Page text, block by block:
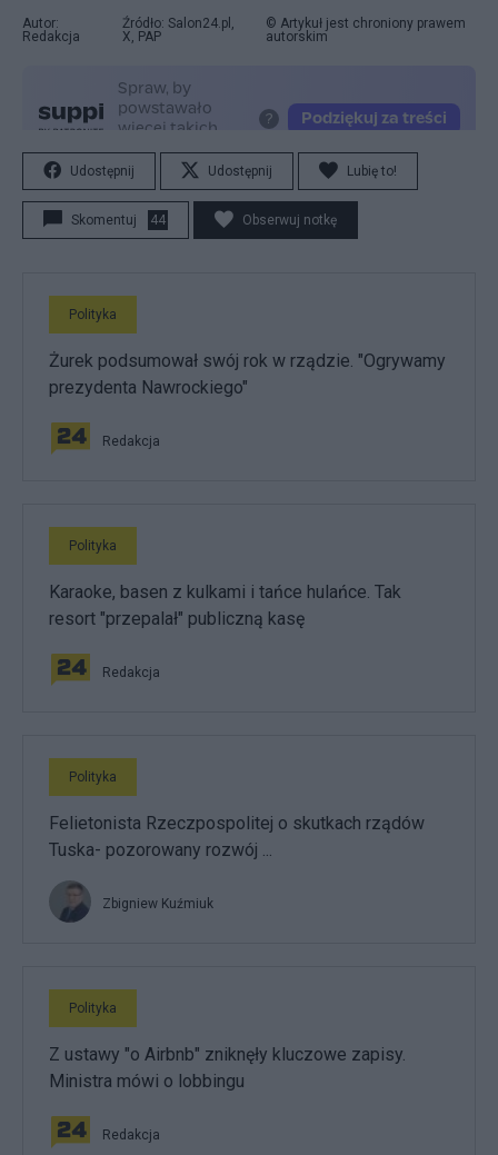
Autor:
Redakcja
Źródło: Salon24.pl,
X, PAP
© Artykuł jest chroniony prawem
autorskim
Udostępnij Udostępnij Lubię to!
Skomentuj 44 Obserwuj notkę
Polityka
Żurek podsumował swój rok w rządzie. "Ogrywamy
prezydenta Nawrockiego"
Redakcja
Polityka
Karaoke, basen z kulkami i tańce hulańce. Tak
resort "przepalał" publiczną kasę
Redakcja
Polityka
Felietonista Rzeczpospolitej o skutkach rządów
Tuska- pozorowany rozwój ...
Zbigniew Kuźmiuk
Polityka
Z ustawy "o Airbnb" zniknęły kluczowe zapisy.
Ministra mówi o lobbingu
Redakcja